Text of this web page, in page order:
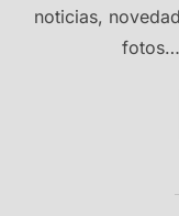
noticias,